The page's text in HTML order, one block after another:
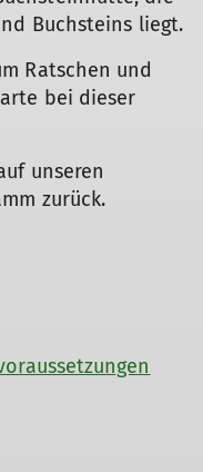
Buchsteins liegt.
Ratschen und
bei dieser
unseren
zurück.